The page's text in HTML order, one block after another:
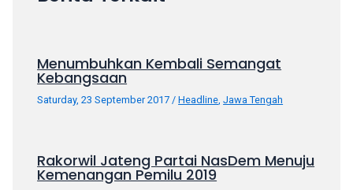
Menumbuhkan Kembali Semangat
Kebangsaan
Saturday, 23 September 2017/Headline,Jawa Tengah
Rakorwil Jateng Partai NasDem Menuju
Kemenangan Pemilu 2019